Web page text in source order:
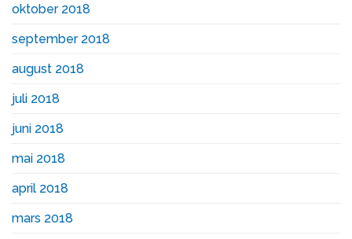
oktober 2018
september 2018
august 2018
juli 2018
juni 2018
mai 2018
april 2018
mars 2018